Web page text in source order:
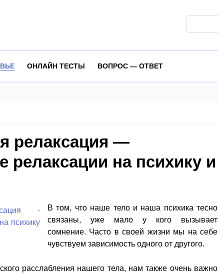
ОНЛАЙН ТЕСТЫ ВОПРОС — ОТВЕТ
релаксация —
релаксации на психику и
В том, что наше тело и наша психика тесно
связаны, уже мало у кого вызывает
сомнение. Часто в своей жизни мы на себе
чувствуем зависимость одного от другого.
расслабления нашего тела, нам также очень важно